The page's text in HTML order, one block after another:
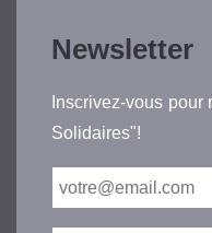
Newsletter
Inscrivez-vous
Solidaires"!